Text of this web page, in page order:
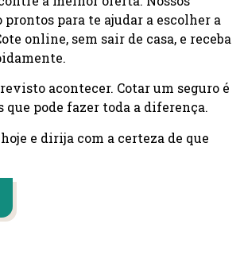
para te ajudar a escolher a
online, sem sair de casa, e receba
acontecer. Cotar um seguro é
que pode fazer toda a diferença.
e dirija com a certeza de que